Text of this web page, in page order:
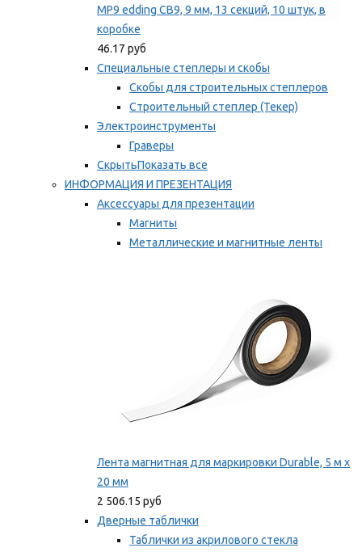
MP9 edding CB9, 9 мм, 13 секций, 10 штук, в
коробке
46.17 руб
Специальные степлеры и скобы
Скобы для строительных степлеров
Строительный степлер (Текер)
Электроинструменты
Граверы
СкрытьПоказать все
ИНФОРМАЦИЯ И ПРЕЗЕНТАЦИЯ
Аксессуары для презентации
Магниты
Металлические и магнитные ленты
Лента магнитная для маркировки Durable, 5 м х
20 мм
2 506.15 руб
Дверные таблички
Таблички из акрилового стекла